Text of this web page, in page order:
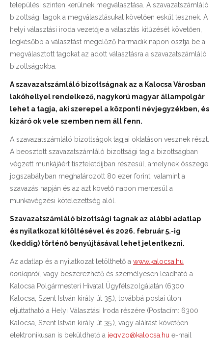
települési szinten kerülnek megválasztása. A szavazatszámláló
bizottsági tagok a megválasztásukat követően esküt tesznek. A
helyi választási iroda vezetője a választás kitűzését követően,
legkésőbb a választást megelőző harmadik napon osztja be a
megválasztott tagokat az adott választásra a szavazatszámláló
bizottságokba.
A szavazatszámláló bizottságnak az a Kalocsa Városban
lakóhellyel rendelkező, nagykorú magyar állampolgár
lehet a tagja, aki szerepel a központi névjegyzékben, és
kizáró ok vele szemben nem áll fenn.
A szavazatszámláló bizottságok tagjai oktatáson vesznek részt.
A beosztott szavazatszámláló bizottsági tag a bizottságban
végzett munkájáért tiszteletdíjban részesül, amelynek összege
jogszabályban meghatározott 80 ezer forint, valamint a
szavazás napján és az azt követő napon mentesül a
munkavégzési kötelezettség alól.
Szavazatszámláló bizottsági tagnak az alábbi adatlap
és nyilatkozat kitöltésével és 2026. február 5.-ig
(keddig) történő benyújtásával lehet jelentkezni.
Az adatlap és a nyilatkozat letölthető a www.kalocsa.hu
honlapról vagy beszerezhető és személyesen leadható a
Kalocsa Polgármesteri Hivatal Ügyfélszolgálatán (6300
Kalocsa, Szent István király út 35.), továbbá postai úton
eljuttatható a Helyi Választási Iroda részére (Postacím: 6300
Kalocsa, Szent István király út 35.), vagy aláírást követően
elektronikusan is beküldhető a jegyzo@kalocsa.hu e-mail